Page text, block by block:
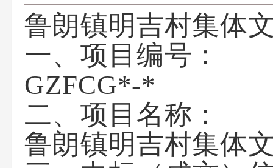
鲁朗镇明吉村集体
一、项目编号：
GZFCG*-*
二、项目名称：
鲁朗镇明吉村集体